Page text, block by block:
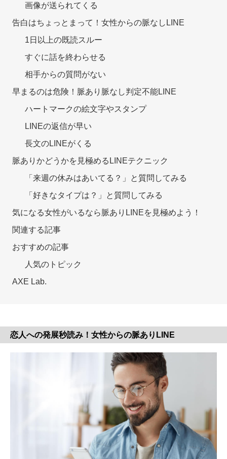
画像が送られてくる
告白はちょっとまって！女性からの脈なしLINE
1日以上の既読スルー
すぐに話を終わらせる
相手からの質問がない
早まるのは危険！脈あり脈なし判定不能LINE
ハートマークの絵文字やスタンプ
LINEの返信が早い
長文のLINEがくる
脈ありかどうかを見極めるLINEテクニック
「来週の休みはあいてる？」と質問してみる
「好きなタイプは？」と質問してみる
気になる女性がいるなら脈ありLINEを見極めよう！
関連する記事
おすすめの記事
人気のトピック
AXE Lab.
恋人への発展秒読み！女性からの脈ありLINE